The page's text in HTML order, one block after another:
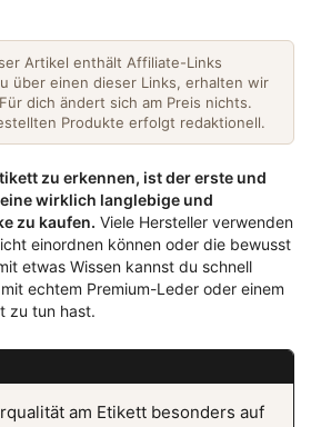
Artikel enthält Affiliate-Links
über einen dieser Links, erhalten wir
dich ändert sich am Preis nichts.
Produkte erfolgt redaktionell.
zu erkennen, ist der erste und
wirklich langlebige und
zu kaufen. Viele Hersteller verwenden
einordnen können oder die bewusst
etwas Wissen kannst du schnell
echtem Premium-Leder oder einem
zu tun hast.
am Etikett besonders auf